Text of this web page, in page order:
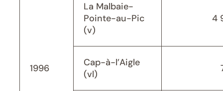
1996
La Malbaie-
Pointe-au-Pic
(v)
4
Cap-à-l’Aigle
(vl)